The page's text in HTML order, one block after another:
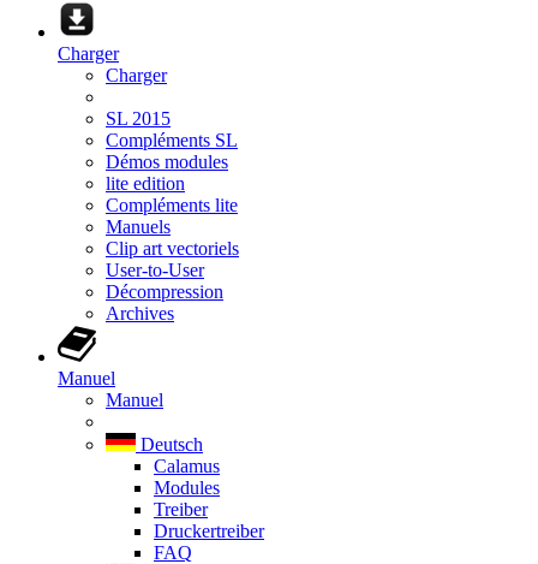
Charger
Charger
SL 2015
Compléments SL
Démos modules
lite edition
Compléments lite
Manuels
Clip art vectoriels
User-to-User
Décompression
Archives
Manuel
Manuel
Deutsch
Calamus
Modules
Treiber
Druckertreiber
FAQ